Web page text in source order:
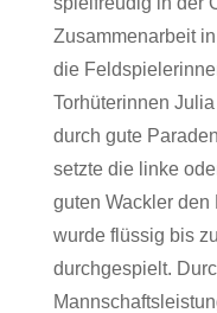
Zusammenarbeit
die
Torhüterinnen
durch gute
setzte die linke
guten Wackler
wurde flüssig bis
durchgespielt.